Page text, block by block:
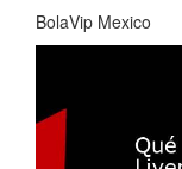
BolaVip Mexico